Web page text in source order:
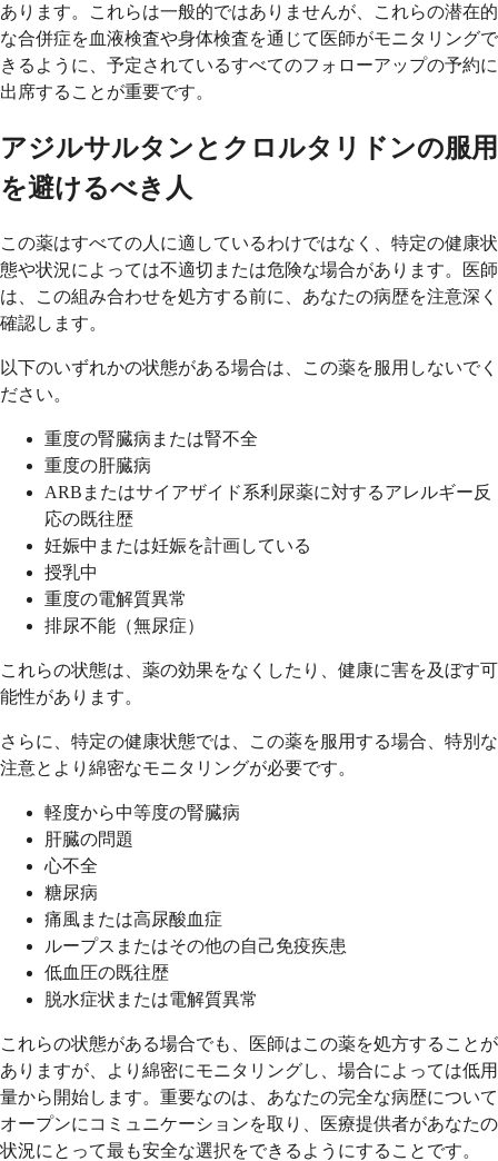
あります。これらは一般的ではありませんが、これらの潜在的
な合併症を血液検査や身体検査を通じて医師がモニタリングで
きるように、予定されているすべてのフォローアップの予約に
出席することが重要です。
アジルサルタンとクロルタリドンの服用
を避けるべき人
この薬はすべての人に適しているわけではなく、特定の健康状
態や状況によっては不適切または危険な場合があります。医師
は、この組み合わせを処方する前に、あなたの病歴を注意深く
確認します。
以下のいずれかの状態がある場合は、この薬を服用しないでく
ださい。
重度の腎臓病または腎不全
重度の肝臓病
ARBまたはサイアザイド系利尿薬に対するアレルギー反
応の既往歴
妊娠中または妊娠を計画している
授乳中
重度の電解質異常
排尿不能（無尿症）
これらの状態は、薬の効果をなくしたり、健康に害を及ぼす可
能性があります。
さらに、特定の健康状態では、この薬を服用する場合、特別な
注意とより綿密なモニタリングが必要です。
軽度から中等度の腎臓病
肝臓の問題
心不全
糖尿病
痛風または高尿酸血症
ループスまたはその他の自己免疫疾患
低血圧の既往歴
脱水症状または電解質異常
これらの状態がある場合でも、医師はこの薬を処方することが
ありますが、より綿密にモニタリングし、場合によっては低用
量から開始します。重要なのは、あなたの完全な病歴について
オープンにコミュニケーションを取り、医療提供者があなたの
状況にとって最も安全な選択をできるようにすることです。